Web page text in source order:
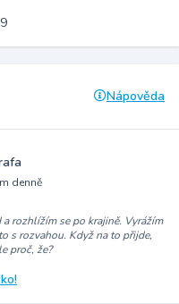
Nápověda
denně
rozhlížím se po krajině. Vyrážím
s rozvahou. Když na to přijde,
proč, že?